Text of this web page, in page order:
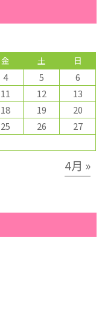
金 土 日
4 5
6
11 12
13
18 19
20
25 26
27
4月 »